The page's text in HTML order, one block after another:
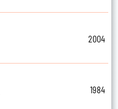
2004
1984